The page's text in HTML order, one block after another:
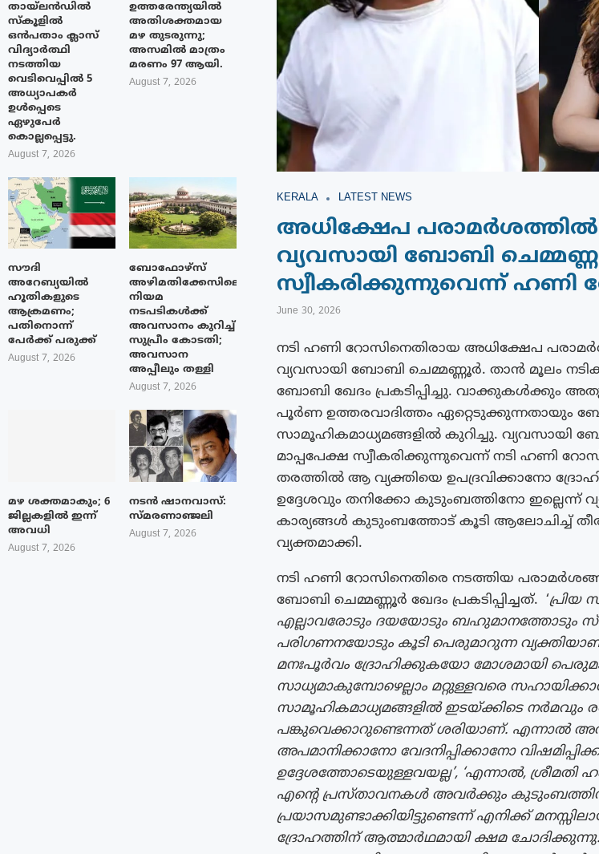
KERALA LATEST NEWS
അധിക്ഷേപ പരാമർശത്തിൽ
വ്യവസായി ബോബി
സ്വീകരിക്കുന്നുവെന്ന് ഹണി
June 30, 2026
നടി ഹണി റോസിനെതിരായ അധിക്ഷേപ
വ്യവസായി ബോബി ചെമ്മണ്ണൂർ. താൻ മൂലം
ബോബി ഖേദം പ്രകടിപ്പിച്ചു. വാക്കുകൾക്കും
പൂർണ ഉത്തരവാദിത്തം ഏറ്റെടുക്കുന്നതായും
സാമൂഹികമാധ്യമങ്ങളിൽ കുറിച്ചു. വ്യവസായി
മാപ്പപേക്ഷ സ്വീകരിക്കുന്നുവെന്ന് നടി ഹണി
തരത്തിൽ ആ വ്യക്തിയെ ഉപദ്രവിക്കാനോ
ഉദ്ദേശവും തനിക്കോ കുടുംബത്തിനോ ഇല്ലെന്ന്
കാര്യങ്ങൾ കുടുംബത്തോട് കൂടി ആലോചിച്ച്
വ്യക്തമാക്കി.
നടി ഹണി റോസിനെതിരെ നടത്തിയ
ബോബി ചെമ്മണ്ണൂർ ഖേദം പ്രകടിപ്പിച്ചത്. ‘പ്രിയ
എല്ലാവരോടും ദയയോടും ബഹുമാനത്തോടും
പരിഗണനയോടും കൂടി പെരുമാറുന്ന
മനഃപൂർവം ദ്രോഹിക്കുകയോ മോശമായി
സാധ്യമാകുമ്പോഴെല്ലാം മറ്റുള്ളവരെ
സാമൂഹികമാധ്യമങ്ങളിൽ ഇടയ്ക്കിടെ നർമവും
പങ്കുവെക്കാറുണ്ടെന്നത് ശരിയാണ്. എന്നാൽ
അപമാനിക്കാനോ വേദനിപ്പിക്കാനോ
ഉദ്ദേശത്തോടെയുള്ളവയല്ല’, ‘എന്നാൽ, ശ്രീമതി
എൻ്റെ പ്രസ്താവനകൾ അവർക്കും
പ്രയാസമുണ്ടാക്കിയിട്ടുണ്ടെന്ന് എനിക്ക്
ദ്രോഹത്തിന് ആത്മാർഥമായി ക്ഷമ
തായ്‌ലൻഡിൽ
സ്കൂളിൽ
ഒൻപതാം ക്ലാസ്
വിദ്യാർത്ഥി
നടത്തിയ
വെടിവെപ്പിൽ 5
അധ്യാപകർ
ഉൾപ്പെടെ
ഏഴുപേർ
കൊല്ലപ്പെട്ടു.
August 7, 2026
ഉത്തരേന്ത്യയിൽ
അതിശക്തമായ
മഴ തുടരുന്നു;
അസമിൽ മാത്രം
മരണം 97 ആയി.
August 7, 2026
സൗദി
അറേബ്യയിൽ
ഹൂതികളുടെ
ആക്രമണം;
പതിനൊന്ന്
പേർക്ക് പരുക്ക്
August 7, 2026
ബോഫോഴ്‌സ്
അഴിമതിക്കേസിലെ
നിയമ
നടപടികൾക്ക്
അവസാനം കുറിച്ച്
സുപ്രീം കോടതി;
അവസാന
അപ്പീലും തള്ളി
August 7, 2026
മഴ ശക്തമാകും; 6
ജില്ലകളിൽ ഇന്ന്
അവധി
August 7, 2026
നടൻ ഷാനവാസ്:
സ്മരണാഞ്ജലി
August 7, 2026